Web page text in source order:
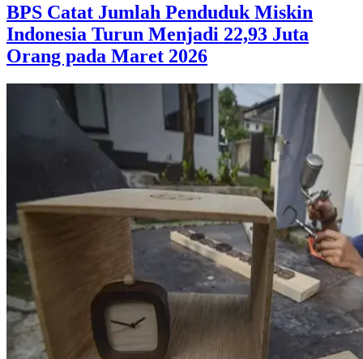
BPS Catat Jumlah Penduduk Miskin
Indonesia Turun Menjadi 22,93 Juta
Orang pada Maret 2026